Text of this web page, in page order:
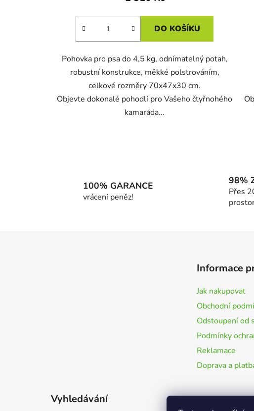
DO KOŠÍKU
Pohovka pro psa do 4,5 kg, odnímatelný potah,
robustní konstrukce, měkké polstrováním,
celkové rozměry 70x47x30 cm.
Objevte dokonalé pohodlí pro Vašeho čtyřnohého
kamaráda...
100% GARANCE
vrácení peněz!
98%
Přes
Informace
Jak nakupovat
Obchodní
Odstoupení od
Podmínky
Reklamace
Doprava a
Vyhledávání